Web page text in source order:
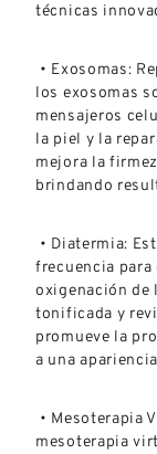
técnicas
• Exosomas:
los exosomas
mensajeros
la piel y la
mejora la
brindando
• Diatermia:
frecuencia
oxigenación de
tonificada y
promueve la
a una
• Mesoterapia
mesoterapia